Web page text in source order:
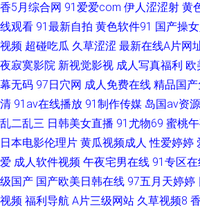
香5月综合网 91爱爱com 伊人涩涩射 黄
线观看 91最新自拍 黄色软件91 国产操女
视频 超碰吃瓜 久草涩涩 最新在线A片网
夜寂寞影院 新视觉影视 成人写真福利 欧
幕无码 97日穴网 成人免费在线 精品国
清 91av在线播放 91制作传媒 岛国av资源
乱二乱三 日韩美女直播 91尤物69 蜜桃
日本电影伦理片 黄瓜视频成人 性爱婷婷
爱 成人软件视频 午夜宅男在线 91专区
级国产 国产欧美日韩在线 97五月天婷婷
视频 福利导航 A片三级网站 久草视频8